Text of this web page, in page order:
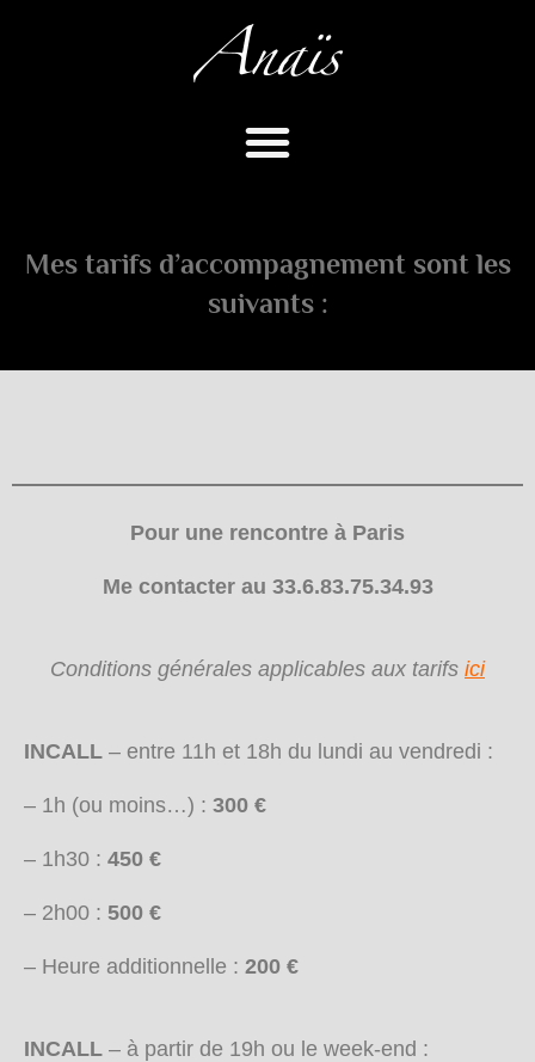
Mes tarifs d’accompagnement sont les
suivants :
Pour une rencontre à Paris
Me contacter au 33.6.83.75.34.93
Conditions générales applicables aux tarifs ici
INCALL – entre 11h et 18h du lundi au vendredi :
– 1h (ou moins…) : 300 €
– 1h30 : 450 €
– 2h00 : 500 €
– Heure additionnelle : 200 €
INCALL – à partir de 19h ou le week-end :